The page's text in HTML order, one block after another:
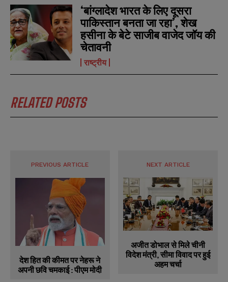
‘बांग्लादेश भारत के लिए दूसरा
पाकिस्तान बनता जा रहा’, शेख
हसीना के बेटे साजीब वाजेद जॉय की
चेतावनी
राष्ट्रीय
RELATED POSTS
PREVIOUS ARTICLE
देश हित की कीमत पर नेहरू ने
अपनी छवि चमकाई : पीएम मोदी
NEXT ARTICLE
अजीत डोभाल से मिले चीनी
विदेश मंत्री, सीमा विवाद पर हुई
अहम चर्चा